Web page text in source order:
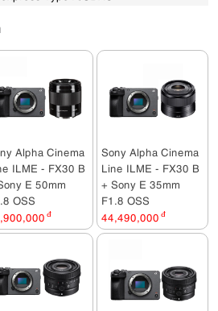
Alpha Cinema
ILME - FX30 B
E 50mm
OSS
đ
Sony Alpha Cinema
Line ILME - FX30 B
+ Sony E 35mm
F1.8 OSS
44,490,000 đ